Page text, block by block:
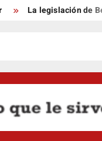
La legislación de